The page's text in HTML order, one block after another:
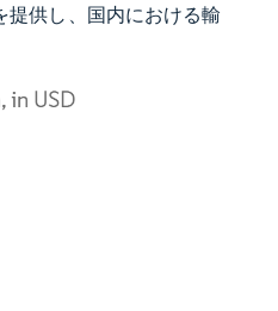
提供し、国内における輸